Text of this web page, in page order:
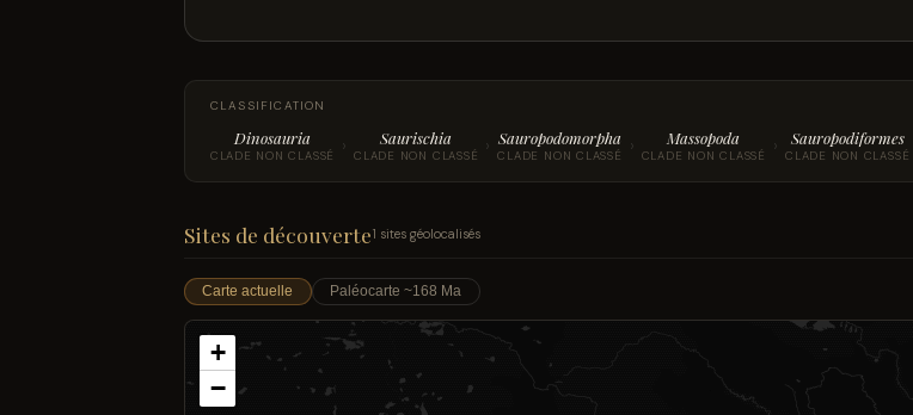
CLASSIFICATION
Dinosauria
CLADE NON CLASSÉ › Saurischia
CLADE NON CLASSÉ › Sauropodomorpha
CLADE NON CLASSÉ › Massopoda
CLADE NON CLASSÉ › Sauropodiformes
CLADE NON CLASSÉ
Sites de découverte1 sites géolocalisés
Carte actuelle Paléocarte ~168 Ma
+
−